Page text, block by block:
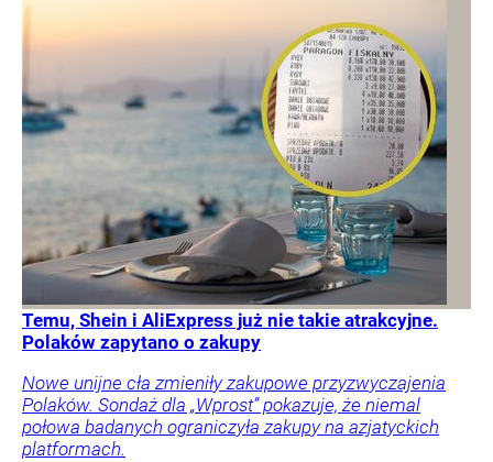
Temu, Shein i AliExpress już nie takie atrakcyjne.
Polaków zapytano o zakupy
Nowe unijne cła zmieniły zakupowe przyzwyczajenia
Polaków. Sondaż dla „Wprost” pokazuje, że niemal
połowa badanych ograniczyła zakupy na azjatyckich
platformach.